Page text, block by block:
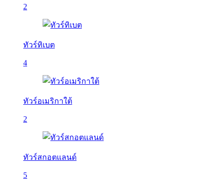
2
ทัวร์ทิเบต
4
ทัวร์อเมริกาใต้
2
ทัวร์สกอตแลนด์
5